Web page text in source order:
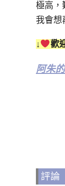
極高，
我會想
↓ 歡
阿朱
評論